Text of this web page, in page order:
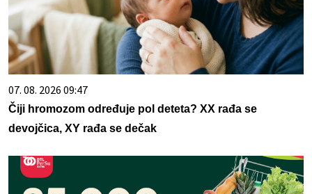
07. 08. 2026 09:47
Čiji hromozom određuje pol deteta? XX rađa se
devojčica, XY rađa se dečak